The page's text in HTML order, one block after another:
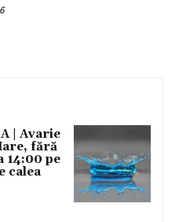
| Avarie
fără
14:00 pe
calea